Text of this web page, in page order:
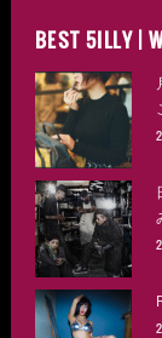
BEST 5ILLY |